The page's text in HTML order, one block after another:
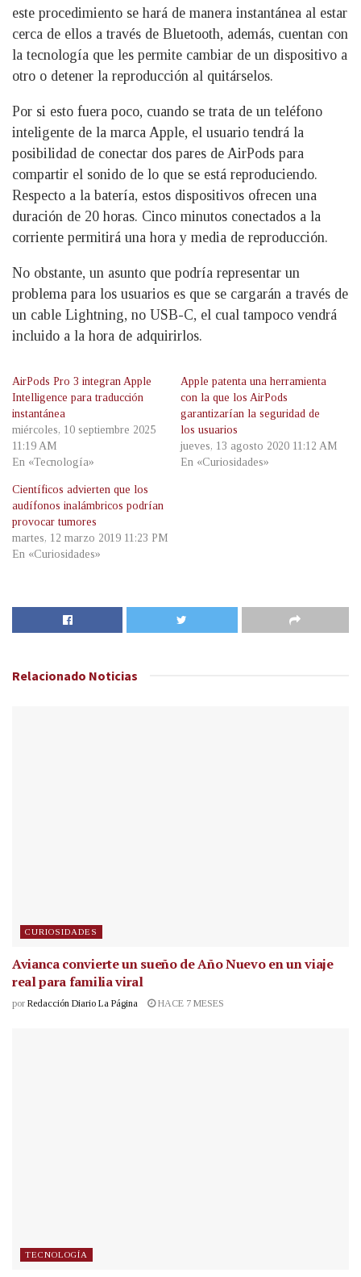
este procedimiento se hará de manera instantánea al estar
cerca de ellos a través de Bluetooth, además, cuentan con
la tecnología que les permite cambiar de un dispositivo a
otro o detener la reproducción al quitárselos.
Por si esto fuera poco, cuando se trata de un teléfono
inteligente de la marca Apple, el usuario tendrá la
posibilidad de conectar dos pares de AirPods para
compartir el sonido de lo que se está reproduciendo.
Respecto a la batería, estos dispositivos ofrecen una
duración de 20 horas. Cinco minutos conectados a la
corriente permitirá una hora y media de reproducción.
No obstante, un asunto que podría representar un
problema para los usuarios es que se cargarán a través de
un cable Lightning, no USB-C, el cual tampoco vendrá
incluido a la hora de adquirirlos.
AirPods Pro 3 integran Apple
Intelligence para traducción
instantánea
miércoles, 10 septiembre 2025
11:19 AM
En «Tecnología»
Apple patenta una herramienta
con la que los AirPods
garantizarían la seguridad de
los usuarios
jueves, 13 agosto 2020 11:12 AM
En «Curiosidades»
Científicos advierten que los
audífonos inalámbricos podrían
provocar tumores
martes, 12 marzo 2019 11:23 PM
En «Curiosidades»
Relacionado Noticias
CURIOSIDADES
Avianca convierte un sueño de Año Nuevo en un viaje
real para familia viral
por Redacción Diario La Página HACE 7 MESES
TECNOLOGÍA